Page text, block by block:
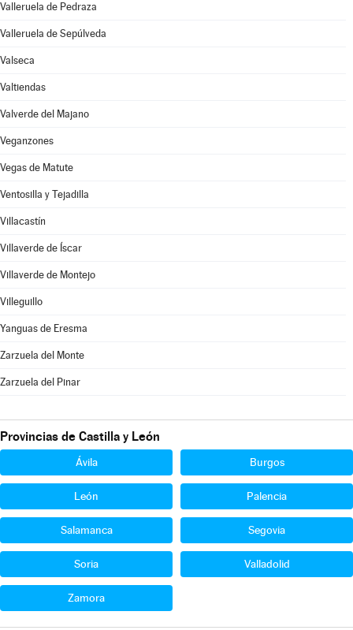
Valleruela de Pedraza
Valleruela de Sepúlveda
Valseca
Valtiendas
Valverde del Majano
Veganzones
Vegas de Matute
Ventosilla y Tejadilla
Villacastín
Villaverde de Íscar
Villaverde de Montejo
Villeguillo
Yanguas de Eresma
Zarzuela del Monte
Zarzuela del Pinar
Provincias de Castilla y León
Ávila Burgos
León Palencia
Salamanca Segovia
Soria Valladolid
Zamora